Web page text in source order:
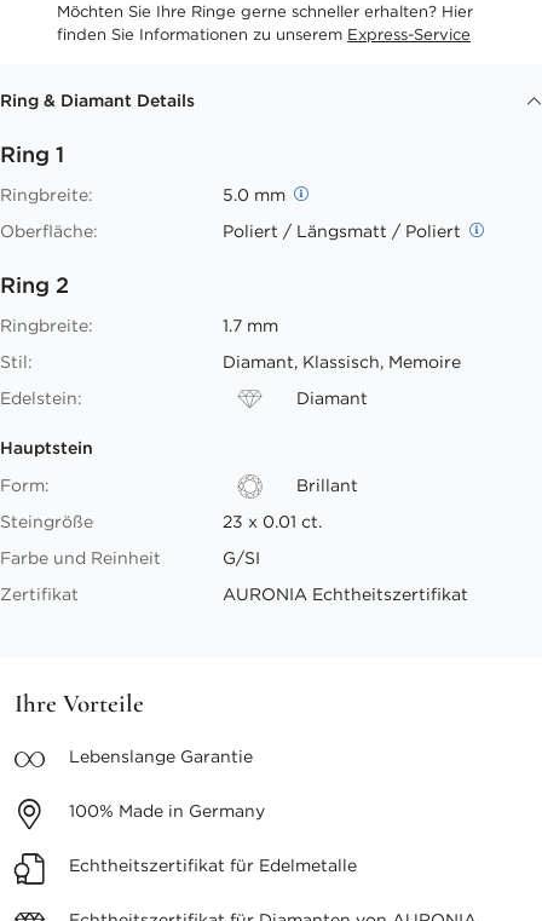
Möchten Sie Ihre Ringe gerne schneller erhalten? Hier
finden Sie Informationen zu unserem Express-Service
Ring & Diamant Details
Ring 1
Ringbreite:
5.0 mm
Oberfläche:
Poliert / Längsmatt / Poliert
Ring 2
Ringbreite:
1.7 mm
Stil:
Diamant, Klassisch, Memoire
Edelstein:
Diamant
Hauptstein
Form:
Brillant
Steingröße
23 x 0.01 ct.
Farbe und Reinheit
G/SI
Zertifikat
AURONIA Echtheitszertifikat
Ihre Vorteile
Lebenslange Garantie
100% Made in Germany
Echtheitszertifikat für Edelmetalle